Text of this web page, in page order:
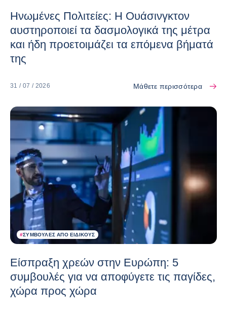
Ηνωμένες Πολιτείες: Η Ουάσινγκτον
αυστηροποιεί τα δασμολογικά της μέτρα
και ήδη προετοιμάζει τα επόμενα βήματά
της
31 / 07 / 2026 Μάθετε περισσότερα
#ΣΥΜΒΟΥΛΈΣ ΑΠΌ ΕΙΔΙΚΟΎΣ
Είσπραξη χρεών στην Ευρώπη: 5
συμβουλές για να αποφύγετε τις παγίδες,
χώρα προς χώρα